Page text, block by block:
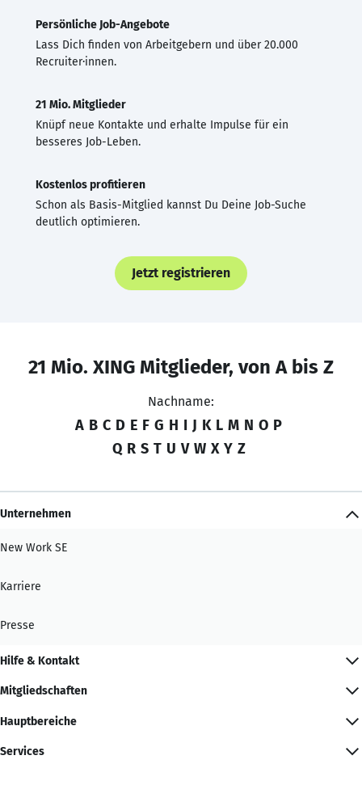
Persönliche Job-Angebote
Lass Dich finden von Arbeitgebern und über 20.000
Recruiter·innen.
21 Mio. Mitglieder
Knüpf neue Kontakte und erhalte Impulse für ein
besseres Job-Leben.
Kostenlos profitieren
Schon als Basis-Mitglied kannst Du Deine Job-Suche
deutlich optimieren.
Jetzt registrieren
21 Mio. XING Mitglieder, von A bis Z
Nachname:
A B C D E F G H I J K L M N O P
Q R S T U V W X Y Z
Unternehmen
New Work SE
Karriere
Presse
Hilfe & Kontakt
Mitgliedschaften
Hauptbereiche
Services